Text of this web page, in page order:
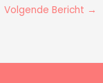
Volgende Bericht →